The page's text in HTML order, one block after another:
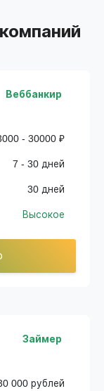
Веббанкир
- 30000 ₽
7 - 30 дней
30 дней
Высокое
Займер
000 рублей